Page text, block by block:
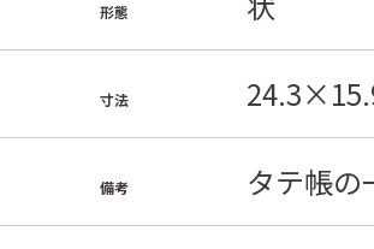
形態
寸法
備考 タテ帳の